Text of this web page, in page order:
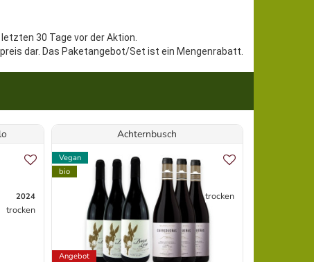
30 Tage vor der Aktion.
dar. Das Paketangebot/Set ist ein Mengenrabatt.
2024
trocken
Achternbusch
Vegan
bio
Angebot
trocken